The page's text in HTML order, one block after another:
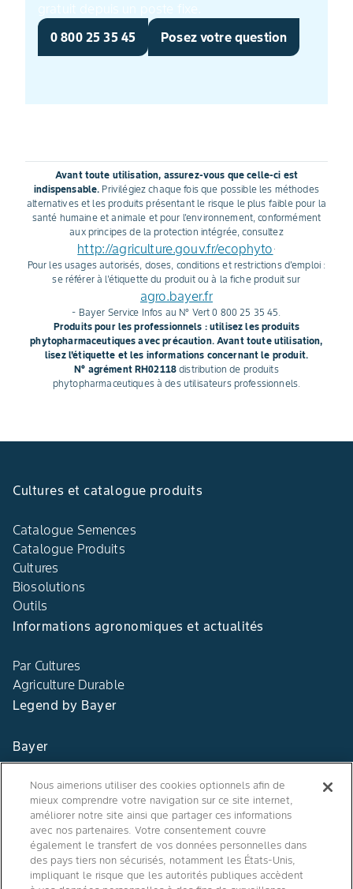
gratuit depuis un poste fixe.
0 800 25 35 45
Posez votre question
Avant toute utilisation, assurez-vous que celle-ci est
indispensable. Privilégiez chaque fois que possible les méthodes
alternatives et les produits présentant le risque le plus faible pour la
santé humaine et animale et pour l'environnement, conformément
aux principes de la protection intégrée, consultez
http://agriculture.gouv.fr/ecophyto .
Pour les usages autorisés, doses, conditions et restrictions d'emploi :
se référer à l'étiquette du produit ou à la fiche produit sur
agro.bayer.fr
- Bayer Service Infos au N° Vert 0 800 25 35 45.
Produits pour les professionnels : utilisez les produits
phytopharmaceutiques avec précaution. Avant toute utilisation,
lisez l'étiquette et les informations concernant le produit.
N° agrément RH02118 distribution de produits
phytopharmaceutiques à des utilisateurs professionnels.
Cultures et catalogue produits
Catalogue Semences
Catalogue Produits
Cultures
Biosolutions
Outils
Informations agronomiques et actualités
Par Cultures
Agriculture Durable
Legend by Bayer
Bayer
Contact
Qui sommes nous ?
Nous aimerions utiliser des cookies optionnels afin de
mieux comprendre votre navigation sur ce site internet,
améliorer notre site ainsi que partager ces informations
avec nos partenaires. Votre consentement couvre
également le transfert de vos données personnelles dans
des pays tiers non sécurisés, notamment les États-Unis,
impliquant le risque que les autorités publiques accèdent